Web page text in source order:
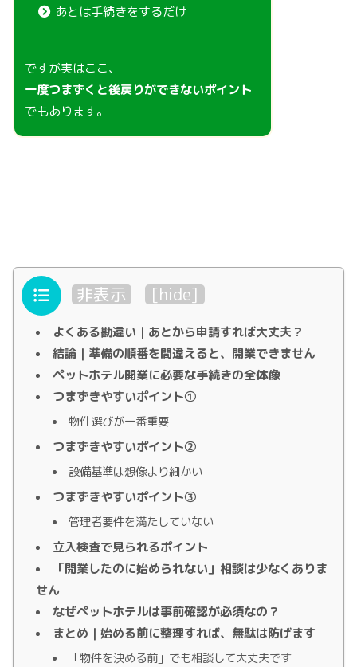
あとは手続きをするだけ
ですが実はここ、
一度つまずくと後戻りができないポイント
でもあります。
目次 非表示 [hide]
よくある勘違い｜あとから申請すれば大丈夫？
結論｜準備の順番を間違えると、開業できません
ペットホテル開業に必要な手続きの全体像
つまずきやすいポイント①
物件選びが一番重要
つまずきやすいポイント②
設備基準は想像より細かい
つまずきやすいポイント③
管理者要件を満たしていない
立入検査で見られるポイント
「開業したのに始められない」相談は少なくありま
せん
なぜペットホテルは事前確認が必須なの？
まとめ｜始める前に整理すれば、無駄は防げます
「物件を決める前」でも相談して大丈夫です